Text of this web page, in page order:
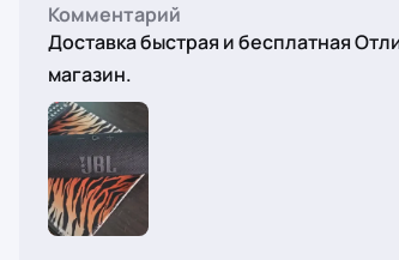
Комментарий
Доставка быстрая и бесплатная
магазин.